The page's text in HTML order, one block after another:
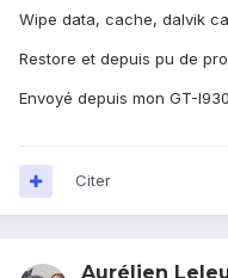
Wipe data, cache, dalvik
Restore et depuis pu de
Envoyé depuis mon GT-
Citer
Aurélien